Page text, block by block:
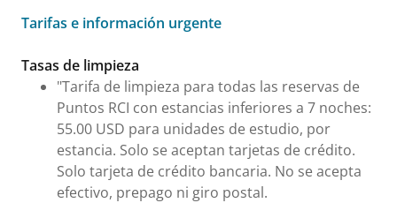
Tarifas e información urgente
Tarifas e información urgente
Tasas de limpieza
"Tarifa de limpieza para todas las reservas de
Puntos RCI con estancias inferiores a 7 noches:
55.00 USD para unidades de estudio, por
estancia. Solo se aceptan tarjetas de crédito.
Solo tarjeta de crédito bancaria. No se acepta
efectivo, prepago ni giro postal.